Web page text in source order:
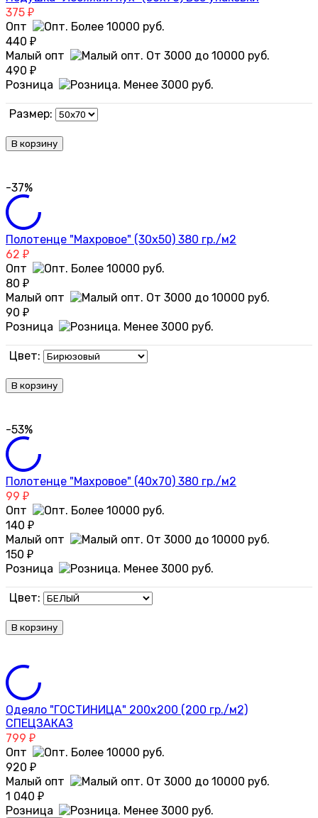
375 ₽
Опт
440 ₽
Малый опт
490 ₽
Розница
Размер:
В корзину
-37%
Полотенце "Махровое" (30х50) 380 гр./м2
62 ₽
Опт
80 ₽
Малый опт
90 ₽
Розница
Цвет:
В корзину
-53%
Полотенце "Махровое" (40х70) 380 гр./м2
99 ₽
Опт
140 ₽
Малый опт
150 ₽
Розница
Цвет:
В корзину
Одеяло "ГОСТИНИЦА" 200х200 (200 гр./м2)
СПЕЦЗАКАЗ
799 ₽
Опт
920 ₽
Малый опт
1 040 ₽
Розница